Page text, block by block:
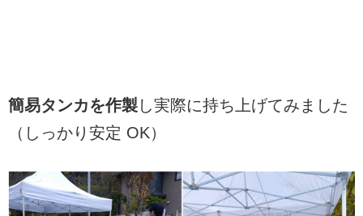
簡易タンカを作製し実際に持ち上げてみました
（しっかり安定 OK）